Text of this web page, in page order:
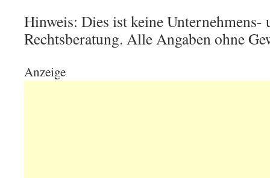
Hinweis: Dies ist keine Unternehmens-
Rechtsberatung. Alle Angaben ohne
Anzeige